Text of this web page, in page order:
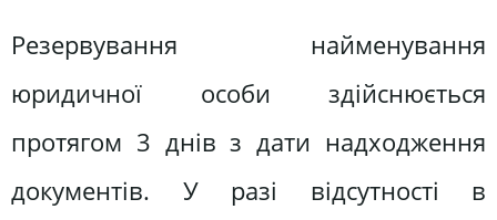
Резервування найменування
юридичної особи здійснюється
протягом 3 днів з дати надходження
документів. У разі відсутності в